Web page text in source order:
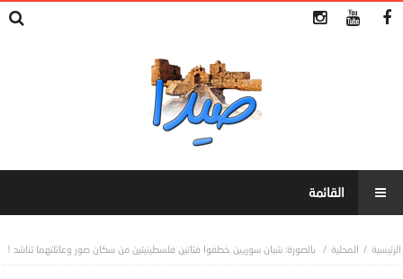
المحلية بالصورة: شبان سوريين خطفوا فتاتين فلسطينيتين من سكان صور وعائلتهما تناشد !